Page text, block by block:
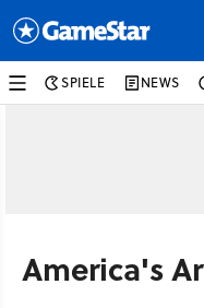
SPIELE NEWS
America's